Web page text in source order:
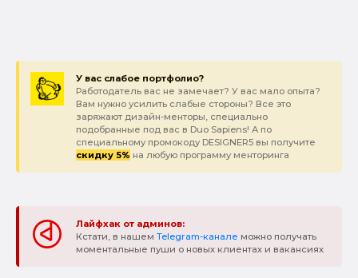
У вас слабое портфолио?
Работодатель вас не замечает? У вас мало опыта?
Вам нужно усилить слабые стороны? Все это
заряжают дизайн-менторы, специально
подобранные под вас в Duo Sapiens! А по
специальному промокоду DESIGNER5 вы получите
скидку 5% на любую программу менторинга
Лайфхак от админов:
Кстати, в нашем Telegram-канале можно получать
моментальные пуши о новых клиентах и вакансиях